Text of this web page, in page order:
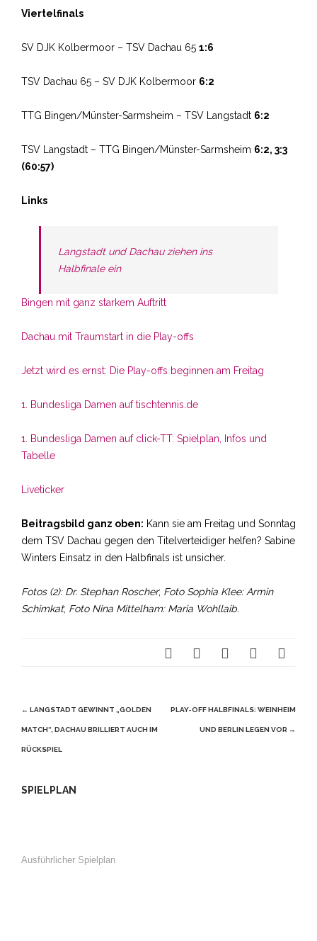
Viertelfinals
SV DJK Kolbermoor – TSV Dachau 65 1:6
TSV Dachau 65 – SV DJK Kolbermoor 6:2
TTG Bingen/Münster-Sarmsheim – TSV Langstadt 6:2
TSV Langstadt – TTG Bingen/Münster-Sarmsheim 6:2, 3:3
(60:57)
Links
Langstadt und Dachau ziehen ins
Halbfinale ein
Bingen mit ganz starkem Auftritt
Dachau mit Traumstart in die Play-offs
Jetzt wird es ernst: Die Play-offs beginnen am Freitag
1. Bundesliga Damen auf tischtennis.de
1. Bundesliga Damen auf click-TT: Spielplan, Infos und
Tabelle
Liveticker
Beitragsbild ganz oben: Kann sie am Freitag und Sonntag
dem TSV Dachau gegen den Titelverteidiger helfen? Sabine
Winters Einsatz in den Halbfinals ist unsicher.
Fotos (2): Dr. Stephan Roscher; Foto Sophia Klee: Armin
Schimkat; Foto Nina Mittelham: Maria Wohllaib.
Beitragsnavigation
← LANGSTADT GEWINNT „GOLDEN
MATCH“, DACHAU BRILLIERT AUCH IM
RÜCKSPIEL
PLAY-OFF HALBFINALS: WEINHEIM
UND BERLIN LEGEN VOR →
SPIELPLAN
Ausführlicher Spielplan